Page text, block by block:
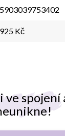
ve spojení
5903039753402
925 Kč